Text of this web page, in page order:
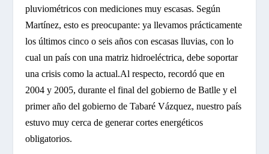
pluviométricos con mediciones muy escasas. Según
Martínez, esto es preocupante: ya llevamos prácticamente
los últimos cinco o seis años con escasas lluvias, con lo
cual un país con una matriz hidroeléctrica, debe soportar
una crisis como la actual.Al respecto, recordó que en
2004 y 2005, durante el final del gobierno de Batlle y el
primer año del gobierno de Tabaré Vázquez, nuestro país
estuvo muy cerca de generar cortes energéticos
obligatorios.